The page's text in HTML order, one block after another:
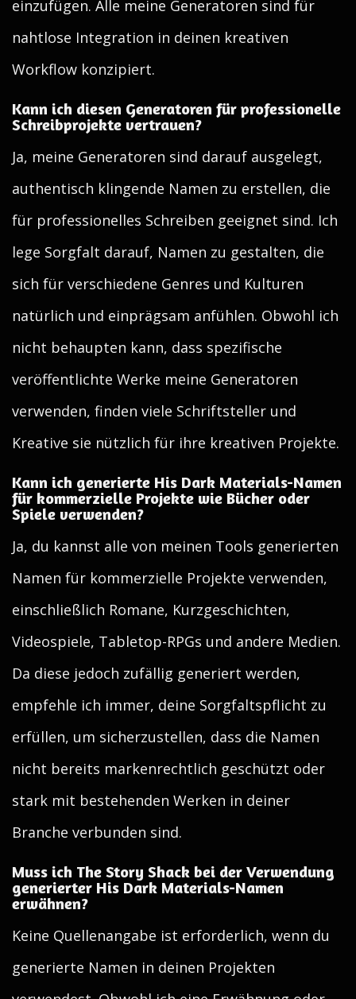
einzufügen. Alle meine Generatoren sind für
nahtlose Integration in deinen kreativen
Workflow konzipiert.
Kann ich diesen Generatoren für professionelle
Schreibprojekte vertrauen?
Ja, meine Generatoren sind darauf ausgelegt,
authentisch klingende Namen zu erstellen, die
für professionelles Schreiben geeignet sind. Ich
lege Sorgfalt darauf, Namen zu gestalten, die
sich für verschiedene Genres und Kulturen
natürlich und einprägsam anfühlen. Obwohl ich
nicht behaupten kann, dass spezifische
veröffentlichte Werke meine Generatoren
verwenden, finden viele Schriftsteller und
Kreative sie nützlich für ihre kreativen Projekte.
Kann ich generierte His Dark Materials-Namen
für kommerzielle Projekte wie Bücher oder
Spiele verwenden?
Ja, du kannst alle von meinen Tools generierten
Namen für kommerzielle Projekte verwenden,
einschließlich Romane, Kurzgeschichten,
Videospiele, Tabletop-RPGs und andere Medien.
Da diese jedoch zufällig generiert werden,
empfehle ich immer, deine Sorgfaltspflicht zu
erfüllen, um sicherzustellen, dass die Namen
nicht bereits markenrechtlich geschützt oder
stark mit bestehenden Werken in deiner
Branche verbunden sind.
Muss ich The Story Shack bei der Verwendung
generierter His Dark Materials-Namen
erwähnen?
Keine Quellenangabe ist erforderlich, wenn du
generierte Namen in deinen Projekten